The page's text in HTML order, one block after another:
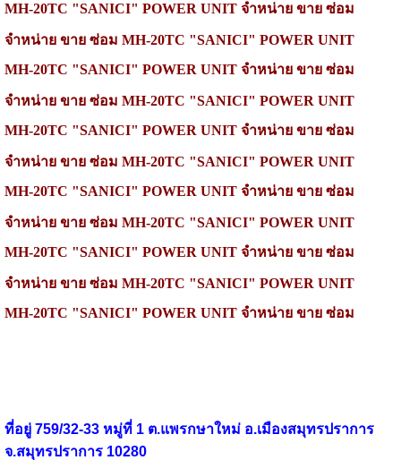
MH-20TC "SANICI" POWER UNIT จำหน่าย ขาย ซ่อม
จำหน่าย ขาย ซ่อม MH-20TC "SANICI" POWER UNIT
MH-20TC "SANICI" POWER UNIT จำหน่าย ขาย ซ่อม
จำหน่าย ขาย ซ่อม MH-20TC "SANICI" POWER UNIT
MH-20TC "SANICI" POWER UNIT จำหน่าย ขาย ซ่อม
จำหน่าย ขาย ซ่อม MH-20TC "SANICI" POWER UNIT
MH-20TC "SANICI" POWER UNIT จำหน่าย ขาย ซ่อม
จำหน่าย ขาย ซ่อม MH-20TC "SANICI" POWER UNIT
MH-20TC "SANICI" POWER UNIT จำหน่าย ขาย ซ่อม
จำหน่าย ขาย ซ่อม MH-20TC "SANICI" POWER UNIT
MH-20TC "SANICI" POWER UNIT จำหน่าย ขาย ซ่อม
ที่อยู่ 759/32-33 หมู่ที่ 1 ต.แพรกษาใหม่ อ.เมืองสมุทรปราการ
จ.สมุทรปราการ 10280